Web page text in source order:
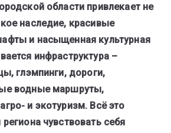
области привлекает не
наследие, красивые
и насыщенная культурная
инфраструктура –
глэмпинги, дороги,
водные маршруты,
и экотуризм. Всё это
чувствовать себя